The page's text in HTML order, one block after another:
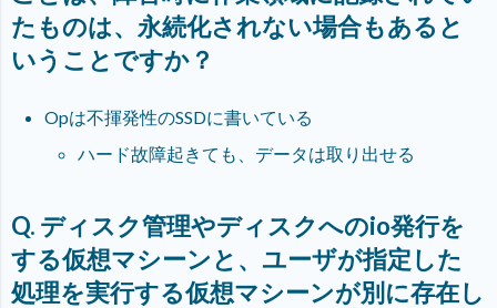
たものは、永続化されない場合もあると
いうことですか？
Opは不揮発性のSSDに書いている
ハード故障起きても、データは取り出せる
Q. ディスク管理やディスクへのio発行を
する仮想マシーンと、ユーザが指定した
処理を実行する仮想マシーンが別に存在し